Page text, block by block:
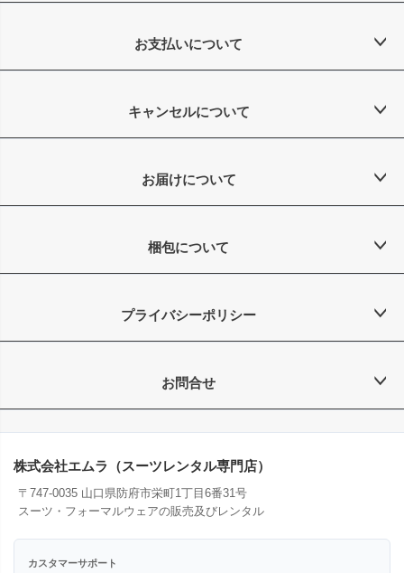
お支払いについて
キャンセルについて
お届けについて
梱包について
プライバシーポリシー
お問合せ
株式会社エムラ（スーツレンタル専門店）
〒747-0035 山口県防府市栄町1丁目6番31号
スーツ・フォーマルウェアの販売及びレンタル
カスタマーサポート